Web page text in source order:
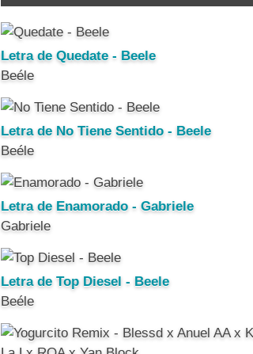
Letra de Quedate - Beele
Beéle
Letra de No Tiene Sentido - Beele
Beéle
Letra de Enamorado - Gabriele
Gabriele
Letra de Top Diesel - Beele
Beéle